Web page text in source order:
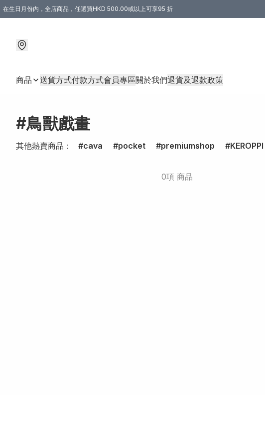
在生日月份内，全店商品，任選買HKD 500.00或以上可享95 折
商品 送貨方式付款方式會員專區關於我們退貨及退款政策
#鳥獸戲畫
其他熱賣商品： cava pocket premiumshop KEROPPI
0項 商品